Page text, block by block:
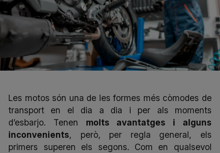
Les motos són una de les formes més còmodes de
transport en el dia a dia i per als moments
d’esbarjo. Tenen molts avantatges i alguns
inconvenients, però, per regla general, els
primers superen els segons. Com en qualsevol